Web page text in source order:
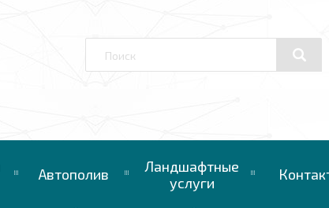
Автополив
Ландшафтные
услуги